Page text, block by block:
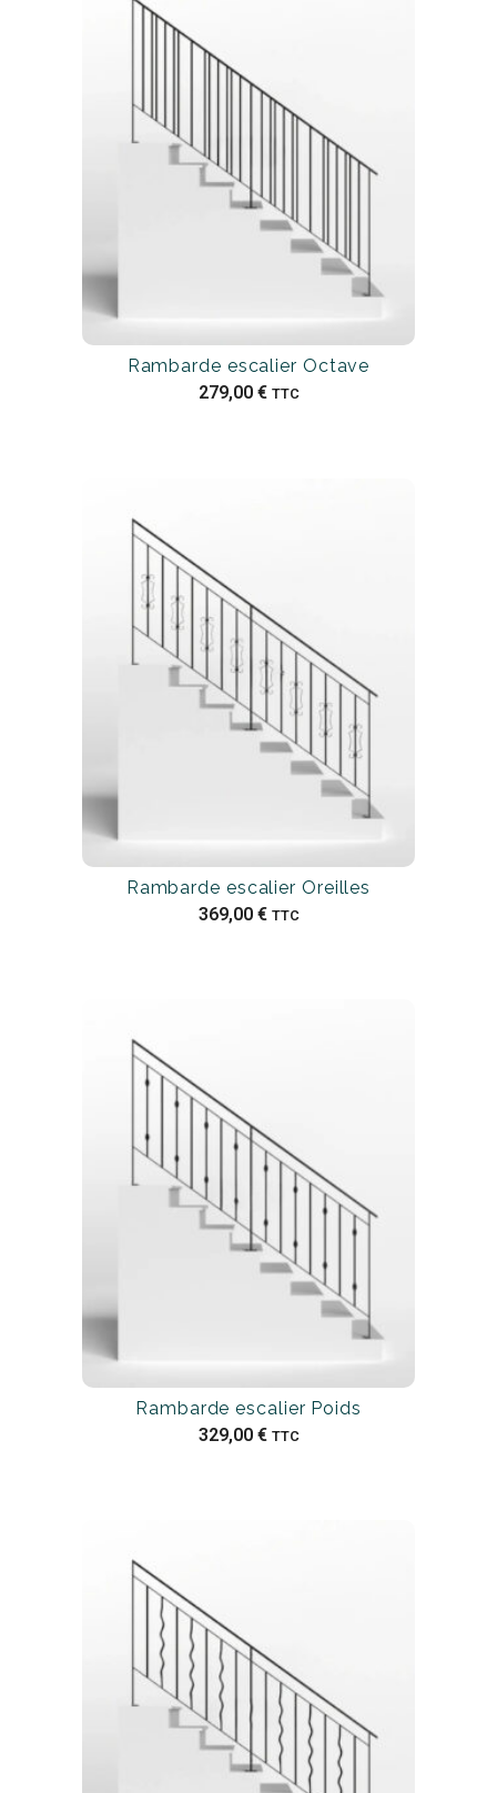
Rambarde escalier Octave
279,00 € TTC
Rambarde escalier Oreilles
369,00 € TTC
Rambarde escalier Poids
329,00 € TTC